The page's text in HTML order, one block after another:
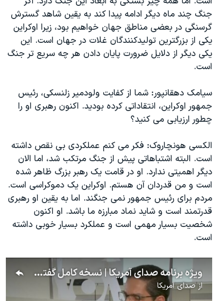
جنگ چند ماه دیگر ادامه پیدا کند به یقین شاهد گسترش
گرسنگی در بعضی مناطق جهان خواهیم بود، زیرا اوکراین
یکی از بزرگترین تولیدکنندگان غلات در جهان است. این
یکی دیگر از دلایل ضرورت پایان دادن هر چه سریع تر جنگ
است.
سیامک دهقانپور: شما از کفایت ولودمیر زلنسکی، رئیس
جمهور اوکراین، انتقاداتی کرده بودید. اکنون رهبری او را
چطور ارزیابی می کنید؟
الکسی هونچاروک: فکر می کنم عملکردی بی نقص داشته
است. البته اشتباهاتی پیش از جنگ مرتکب شد، اما الان
دیگر اهمیتی ندارد. او در قامت یک رهبر بزرگ ظاهر شده
است و من قدردان آن هستم. اوکراین یک دموکراسی است.
مردم برای رئیس جمهور نمی جنگند. اما به یقین او رهبری
قدرتمند است و شاید نماد مبارزه ما باشد. او اکنون
شخصیت بسیار مهمی است و عملکرد بسیار خوبی داشته
است.
ویژه برنامه صدای آمریکا | نسخه کامل گفتگوی سیامک دهقانپور با نخست‌وزیر پیشین اوکراین
ازصدای آمریکا